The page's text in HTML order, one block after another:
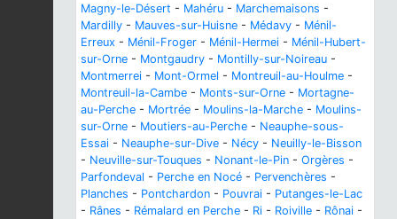
Magny-le-Désert - Mahéru - Marchemaisons -
Mardilly - Mauves-sur-Huisne - Médavy - Ménil-
Erreux - Ménil-Froger - Ménil-Hermei - Ménil-Hubert-
sur-Orne - Montgaudry - Montilly-sur-Noireau -
Montmerrei - Mont-Ormel - Montreuil-au-Houlme -
Montreuil-la-Cambe - Monts-sur-Orne - Mortagne-
au-Perche - Mortrée - Moulins-la-Marche - Moulins-
sur-Orne - Moutiers-au-Perche - Neauphe-sous-
Essai - Neauphe-sur-Dive - Nécy - Neuilly-le-Bisson
- Neuville-sur-Touques - Nonant-le-Pin - Orgères -
Parfondeval - Perche en Nocé - Pervenchères -
Planches - Pontchardon - Pouvrai - Putanges-le-Lac
- Rânes - Rémalard en Perche - Ri - Roiville - Rônai -